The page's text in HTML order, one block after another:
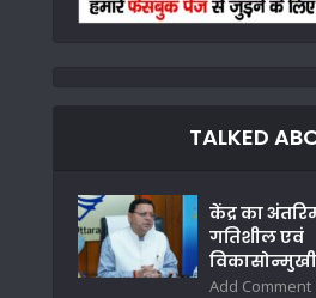
TALKED
केंद्र का
गतिशील एवं
Add Comment